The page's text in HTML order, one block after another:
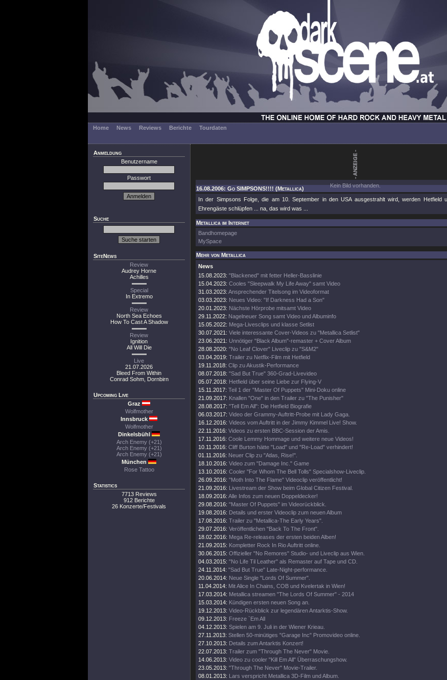
Home News Reviews Berichte
Tourdaten
Anmeldung
Benutzername
Passwort
Suche
SiteNews
Review
Audrey Horne
Achilles
Special
In Extremo
Review
North Sea Echoes
How To Cast A Shadow
Review
Ignition
All Will Die
Live
21.07.2026
Bleed From Within
Conrad Sohm, Dornbirn
Upcoming Live
Graz
Wolfmother
Innsbruck
Wolfmother
Dinkelsbühl
Arch Enemy (+21)
Arch Enemy (+21)
Arch Enemy (+21)
München
Rose Tattoo
Statistics
7713 Reviews
912 Berichte
26 Konzerte/Festivals
Kein Bild vorhanden.
16.08.2006: Go SIMPSONS!!!! (Metallica)
In der Simpsons Folge, die am 10. September in den USA ausgestrahlt wird, werden Hetfield
Ehrengäste schlüpfen ... na, das wird was ...
Metallica im Internet
Bandhomepage
MySpace
Mehr von Metallica
News
15.08.2023: "Blackened" mit fetter Heller-Basslinie
15.04.2023: Cooles "Sleepwalk My Life Away" samt Video
31.03.2023: Ansprechender Titelsong im Videoformat
03.03.2023: Neues Video: "If Darkness Had a Son"
20.01.2023: Nächste Hörprobe mitsamt Video
29.11.2022: Nagelneuer Song samt Video und Albuminfo
15.05.2022: Mega-Livesclips und klasse Setlist
30.07.2021: Viele interessante Cover-Videos zu "Metallica Setlist"
23.06.2021: Unnötiger "Black Album"-remaster + Cover Album
28.08.2020: "No Leaf Clover" Liveclip zu "S&M2"
03.04.2019: Trailer zu Netflix-Film mit Hetfield
19.11.2018: Clip zu Akustik-Performance
08.07.2018: "Sad But True" 360-Grad-Livevideo
05.07.2018: Hetfield über seine Liebe zur Flying-V
15.11.2017: Teil 1 der "Master Of Puppets" Mini-Doku online
21.09.2017: Knallen "One" in den Trailer zu "The Punisher"
28.08.2017: "Tell Em All": Die Hetfield Biografie
06.03.2017: Video der Grammy-Auftritt-Probe mit Lady Gaga.
16.12.2016: Videos vom Auftritt in der Jimmy Kimmel Live! Show.
22.11.2016: Videos zu ersten BBC-Session der Amis.
17.11.2016: Coole Lemmy Hommage und weitere neue Videos!
10.11.2016: Cliff Burton hätte "Load" und "Re-Load" verhindert!
01.11.2016: Neuer Clip zu "Atlas, Rise!".
18.10.2016: Video zum "Damage Inc." Game
13.10.2016: Cooler "For Whom The Bell Tolls" Specialshow-Liveclip.
26.09.2016: "Moth Into The Flame" Videoclip veröffentlicht!
21.09.2016: Livestream der Show beim Global Citizen Festival.
18.09.2016: Alle Infos zum neuen Doppeldecker!
29.08.2016: "Master Of Puppets" im Videorückblick.
19.08.2016: Details und erster Videoclip zum neuen Album
17.08.2016: Trailer zu "Metallica-The Early Years".
29.07.2016: Veröffentlichen "Back To The Front".
18.02.2016: Mega Re-releases der ersten beiden Alben!
21.09.2015: Kompletter Rock In Rio Auftritt online.
30.06.2015: Offizieller "No Remores" Studio- und Liveclip aus Wien.
04.03.2015: "No Life Til Leather" als Remaster auf Tape und CD.
24.11.2014: "Sad But True" Late-Night-performance.
20.06.2014: Neue Single "Lords Of Summer".
11.04.2014: Mit Alice In Chains, COB und Kvelertak in Wien!
17.03.2014: Metallica streamen "The Lords Of Summer" - 2014
15.03.2014: Kündigen ersten neuen Song an.
19.12.2013: Video-Rückblick zur legendären Antarktis-Show.
09.12.2013: Freeze `Em All
04.12.2013: Spielen am 9. Juli in der Wiener Krieau.
27.11.2013: Stellen 50-minütiges "Garage Inc" Promovideo online.
27.10.2013: Details zum Antarktis Konzert!
22.07.2013: Trailer zum "Through The Never" Movie.
14.06.2013: Video zu cooler "Kill Em All" Überraschungshow.
23.05.2013: "Through The Never" Movie-Trailer.
08.01.2013: Lars verspricht Metallica 3D-Film und Album.